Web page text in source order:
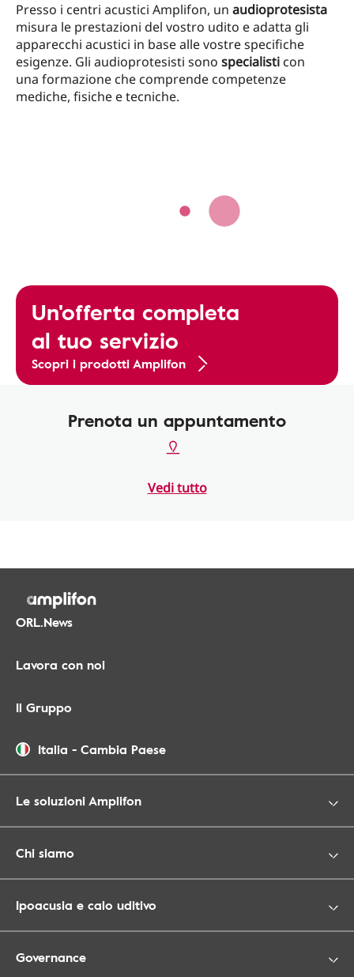
Presso i centri acustici Amplifon, un audioprotesista
misura le prestazioni del vostro udito e adatta gli
apparecchi acustici in base alle vostre specifiche
esigenze. Gli audioprotesisti sono specialisti con
una formazione che comprende competenze
mediche, fisiche e tecniche.
Un'offerta completa
al tuo servizio
Scopri i prodotti Amplifon
Prenota un appuntamento
Vedi tutto
ORL.News
Lavora con noi
Il Gruppo
Italia - Cambia Paese
Le soluzioni Amplifon
Chi siamo
Ipoacusia e calo uditivo
Governance